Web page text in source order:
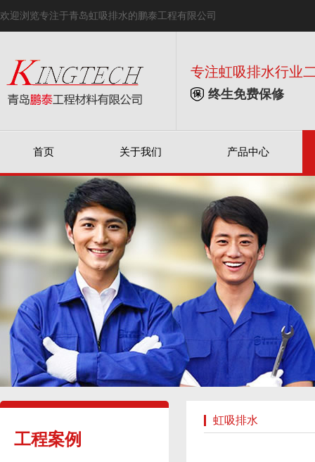
欢迎浏览专注于青岛虹吸排水的鹏泰工程有限公司
专注虹吸排水行业
终生免费保修
首页 关于我们 产品中心
工程案例
虹吸排水